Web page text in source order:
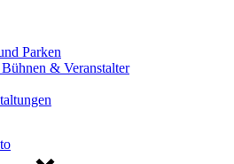
Parken
& Veranstalter